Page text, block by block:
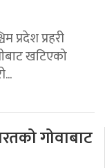
प्रदेश प्रहरी
खटिएको
गोवाबाट